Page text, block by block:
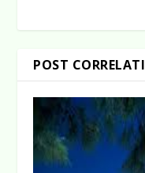
POST CORRELATI